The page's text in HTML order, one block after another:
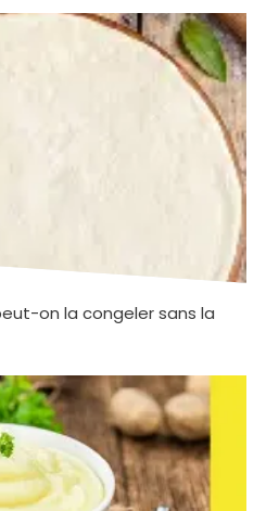
on la congeler sans la